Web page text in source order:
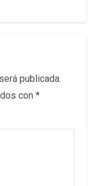
publicada.
con *